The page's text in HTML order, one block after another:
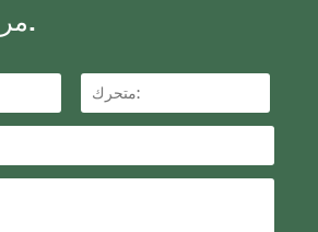
مرحبًا، نحن هنا.